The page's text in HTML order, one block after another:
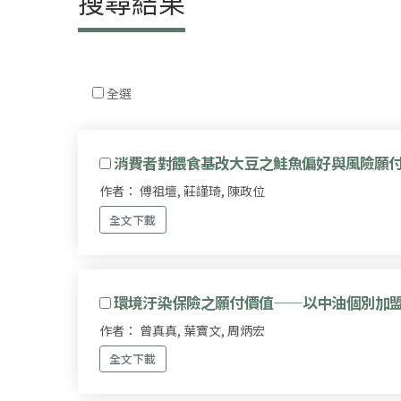
全選
消費者對餵食基改大豆之鮭魚偏好與風險願
作者： 傅祖壇, 莊謹琦, 陳政位
全文下載
環境汙染保險之願付價值——以中油個別加
作者： 曾真真, 葉寶文, 周炳宏
全文下載